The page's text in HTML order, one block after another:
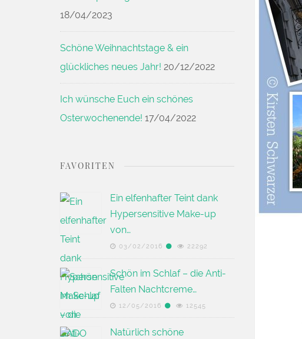
18/04/2023
Schöne Weihnachtstage & ein
glückliches neues Jahr! 20/12/2022
Ich wünsche Euch ein schönes
Osterwochenende! 17/04/2022
FAVORITEN
Ein elfenhafter Teint dank
Hypersensitive Make-up
von…
03/02/2016 22292
Schön im Schlaf – die Anti-
Falten Nachtcreme…
12/05/2016 12545
Natürlich schöne